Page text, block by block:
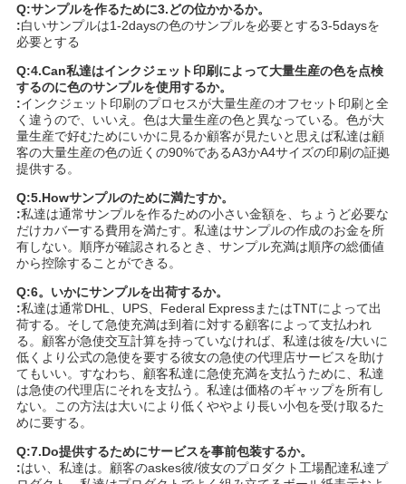
Q:サンプルを作るために3.どの位かかるか。
:白いサンプルは1-2daysの色のサンプルを必要とする3-5daysを
必要とする
Q:4.Can私達はインクジェット印刷によって大量生産の色を点検
するのに色のサンプルを使用するか。
:インクジェット印刷のプロセスが大量生産のオフセット印刷と全
く違うので、いいえ。色は大量生産の色と異なっている。色が大
量生産で好むためにいかに見るか顧客が見たいと思えば私達は顧
客の大量生産の色の近くの90%であるA3かA4サイズの印刷の証拠
提供する。
Q:5.Howサンプルのために満たすか。
:私達は通常サンプルを作るための小さい金額を、ちょうど必要な
だけカバーする費用を満たす。私達はサンプルの作成のお金を所
有しない。順序が確認されるとき、サンプル充満は順序の総価値
から控除することができる。
Q:6。いかにサンプルを出荷するか。
:私達は通常DHL、UPS、Federal ExpressまたはTNTによって出
荷する。そして急使充満は到着に対する顧客によって支払われ
る。顧客が急使交互計算を持っていなければ、私達は彼を/大いに
低くより公式の急使を要する彼女の急使の代理店サービスを助け
てもいい。すなわち、顧客私達に急使充満を支払うために、私達
は急使の代理店にそれを支払う。私達は価格のギャップを所有し
ない。この方法は大いにより低くややより長い小包を受け取るた
めに要する。
Q:7.Do提供するためにサービスを事前包装するか。
:はい、私達は。顧客のaskes彼/彼女のプロダクト工場配達私達プ